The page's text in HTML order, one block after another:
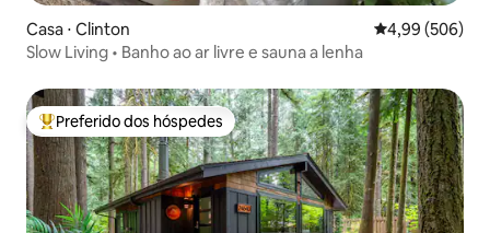
Casa ⋅ Clinton 4,99 de uma
4,99 (506)
Slow Living • Banho ao ar livre e sauna a lenha
Entre os melhores preferidos dos hóspedes
Preferido dos hóspedes